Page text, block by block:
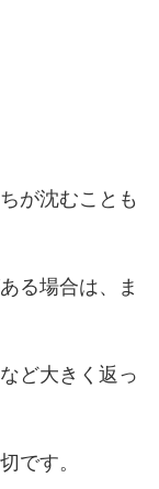
が沈むことも
る場合は、ま
ど大きく返っ
です。